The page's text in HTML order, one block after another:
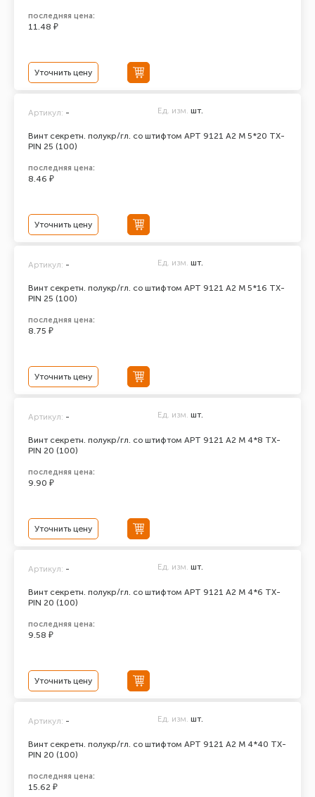
последняя цена:
11.48 ₽
Уточнить цену
Винт секретн. полукр/гл. со штифтом АРТ 9121 А2 M 5*20 TX-
PIN 25 (100)
Артикул: - Ед. изм. шт.
последняя цена:
8.46 ₽
Уточнить цену
Винт секретн. полукр/гл. со штифтом АРТ 9121 А2 M 5*16 TX-
PIN 25 (100)
Артикул: - Ед. изм. шт.
последняя цена:
8.75 ₽
Уточнить цену
Винт секретн. полукр/гл. со штифтом АРТ 9121 А2 M 4*8 TX-
PIN 20 (100)
Артикул: - Ед. изм. шт.
последняя цена:
9.90 ₽
Уточнить цену
Винт секретн. полукр/гл. со штифтом АРТ 9121 А2 M 4*6 TX-
PIN 20 (100)
Артикул: - Ед. изм. шт.
последняя цена:
9.58 ₽
Уточнить цену
Винт секретн. полукр/гл. со штифтом АРТ 9121 А2 M 4*40 TX-
PIN 20 (100)
Артикул: - Ед. изм. шт.
последняя цена:
15.62 ₽